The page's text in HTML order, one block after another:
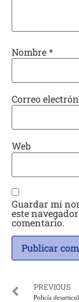
Nombre*
Correo
Web
Guardar mi
este
comentario.
PREVIOUS